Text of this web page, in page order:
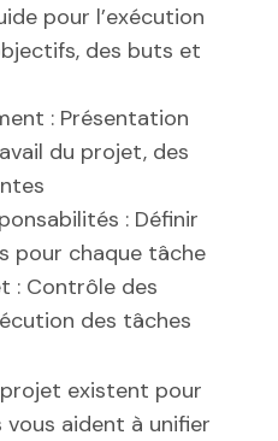
pour l’exécution
des buts et
: Présentation
du projet, des
: Définir
pour chaque tâche
: Contrôle des
des tâches
existent pour
vous aident à unifier